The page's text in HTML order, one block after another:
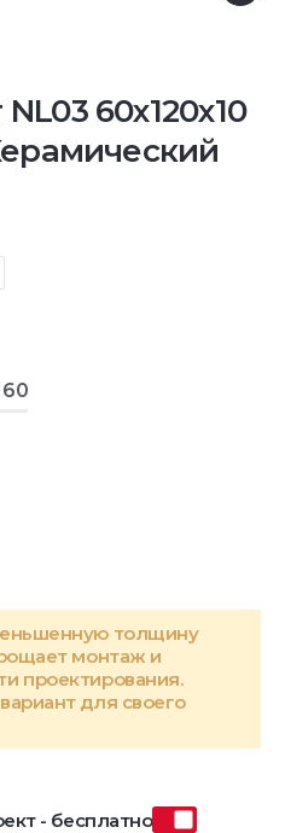
60x120x10
толщину
монтаж и
проектирования.
для своего
- бесплатно